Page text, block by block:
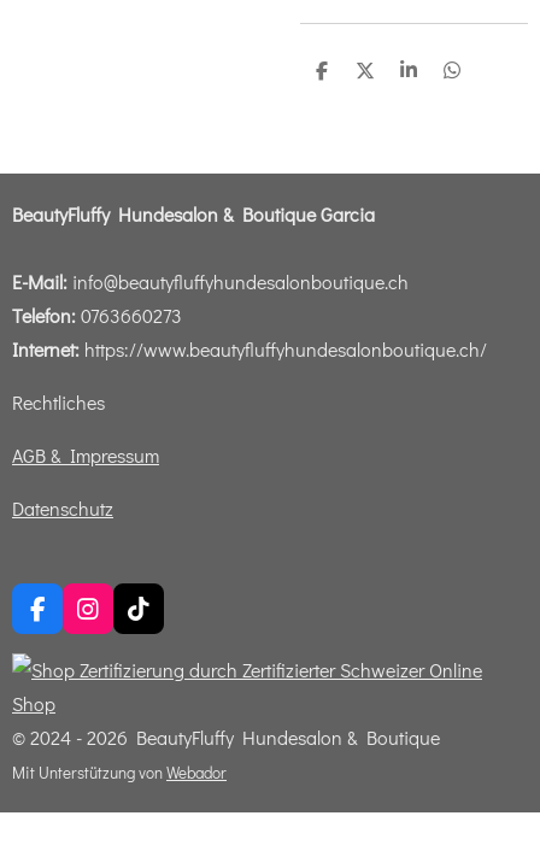
T
n
T
n
T
n
T
n
BeautyFluffy Hundesalon & Boutique Garcia
E-Mail: info@beautyfluffyhundesalonboutique.ch
Telefon:0763660273
Internet: https://www.beautyfluffyhundesalonboutique.ch/
Rechtliches
AGB & Impressum
Datenschutz
F
a
c
e
b
o
k
I
n
s
t
g
a
T
i
k
T
k
© 2024 - 2026 BeautyFluffy Hundesalon & Boutique
Mit Unterstützung vonWebador